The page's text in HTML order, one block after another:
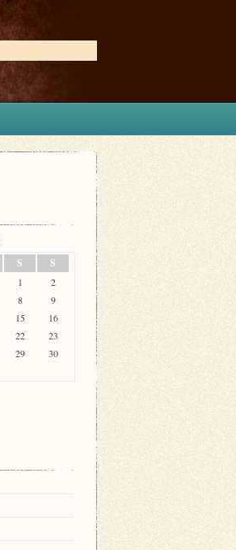
S S
1
2
8
9
15
16
22
23
29
30